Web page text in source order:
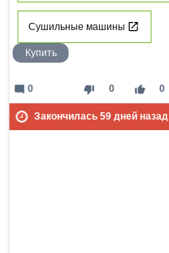
Сушильные машины
Купить
thumb_down 0 thumb_up 0
mode_comment 0
Закончилась 59дней назад